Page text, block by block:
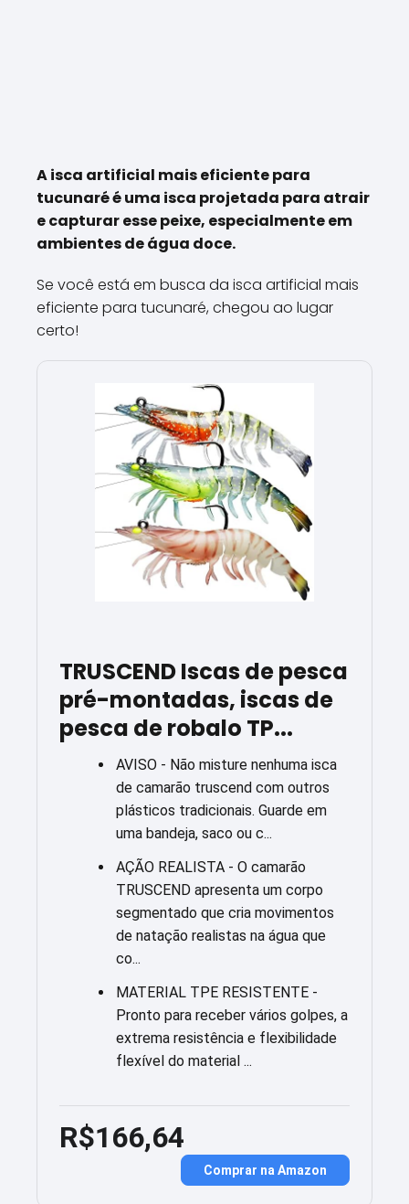
A isca artificial mais eficiente para
tucunaré é uma isca projetada para atrair
e capturar esse peixe, especialmente em
ambientes de água doce.
Se você está em busca da isca artificial mais
eficiente para tucunaré, chegou ao lugar
certo!
TRUSCEND Iscas de pesca
pré-montadas, iscas de
pesca de robalo TP...
AVISO - Não misture nenhuma isca
de camarão truscend com outros
plásticos tradicionais. Guarde em
uma bandeja, saco ou c...
AÇÃO REALISTA - O camarão
TRUSCEND apresenta um corpo
segmentado que cria movimentos
de natação realistas na água que
co...
MATERIAL TPE RESISTENTE -
Pronto para receber vários golpes, a
extrema resistência e flexibilidade
flexível do material ...
R$166,64
Comprar na Amazon